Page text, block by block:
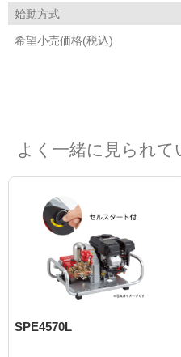
始動方式
希望小売価格(税込)
よく一緒に見られて
SPE4570L